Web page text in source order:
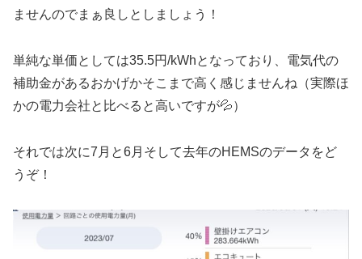
ませんのでまぁ良しとしましょう！
単純な単価としては35.5円/kWhとなっており、電気代の
補助金があるおかげかそこまで高く感じませんね（実際ほ
かの電力会社と比べると高いですが💦）
それでは次に7月と6月そして去年のHEMSのデータをど
うぞ！